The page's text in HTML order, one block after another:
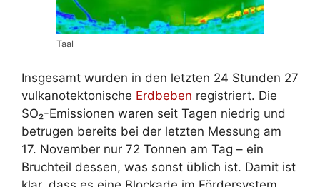
Taal
Insgesamt wurden in den letzten 24 Stunden 27
vulkanotektonische Erdbeben registriert. Die
SO₂-Emissionen waren seit Tagen niedrig und
betrugen bereits bei der letzten Messung am
17. November nur 72 Tonnen am Tag – ein
Bruchteil dessen, was sonst üblich ist. Damit ist